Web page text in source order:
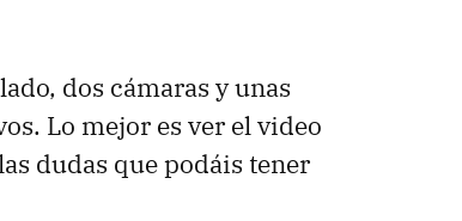
dos cámaras y unas
Lo mejor es ver el video
dudas que podáis tener